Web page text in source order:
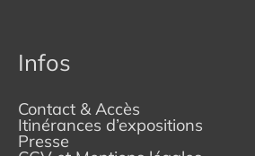
Infos
Contact & Accès
Itinérances d’expositions
Presse